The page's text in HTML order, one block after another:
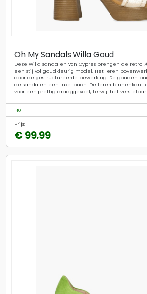
Oh My Sandals Willa Goud
Deze Willa sandalen van Cypres brengen de retro
een stijlvol goudkleurig model. Het leren
door de gestructureerde bewerking. De gouden
de sandalen een luxe touch. De leren binnenkant
voor een prettig draaggevoel, terwijl het
40
Prijs:
€ 99.99